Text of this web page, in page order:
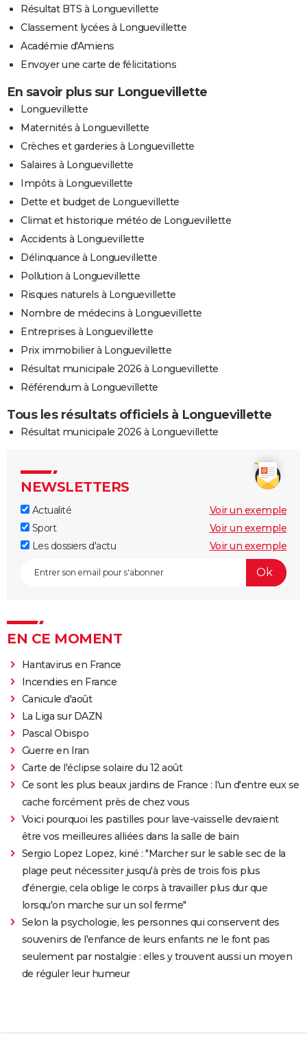
Résultat BTS à Longuevillette
Classement lycées à Longuevillette
Académie d'Amiens
Envoyer une carte de félicitations
En savoir plus sur Longuevillette
Longuevillette
Maternités à Longuevillette
Crèches et garderies à Longuevillette
Salaires à Longuevillette
Impôts à Longuevillette
Dette et budget de Longuevillette
Climat et historique météo de Longuevillette
Accidents à Longuevillette
Délinquance à Longuevillette
Pollution à Longuevillette
Risques naturels à Longuevillette
Nombre de médecins à Longuevillette
Entreprises à Longuevillette
Prix immobilier à Longuevillette
Résultat municipale 2026 à Longuevillette
Référendum à Longuevillette
Tous les résultats officiels à Longuevillette
Résultat municipale 2026 à Longuevillette
NEWSLETTERS
Actualité
Voir un exemple
Sport
Voir un exemple
Les dossiers d'actu
Voir un exemple
EN CE MOMENT
Hantavirus en France
Incendies en France
Canicule d'août
La Liga sur DAZN
Pascal Obispo
Guerre en Iran
Carte de l'éclipse solaire du 12 août
Ce sont les plus beaux jardins de France : l'un d'entre eux se
cache forcément près de chez vous
Voici pourquoi les pastilles pour lave-vaisselle devraient
être vos meilleures alliées dans la salle de bain
Sergio Lopez Lopez, kiné : "Marcher sur le sable sec de la
plage peut nécessiter jusqu'à près de trois fois plus
d'énergie, cela oblige le corps à travailler plus dur que
lorsqu'on marche sur un sol ferme"
Selon la psychologie, les personnes qui conservent des
souvenirs de l'enfance de leurs enfants ne le font pas
seulement par nostalgie : elles y trouvent aussi un moyen
de réguler leur humeur